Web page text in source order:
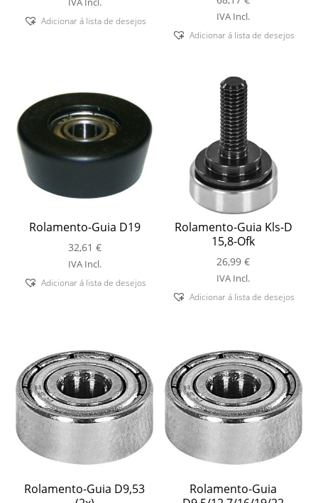
Adicionar á lista de desejos IVA Incl.
Adicionar á lista de desejos
Rolamento-Guia D19
32,61 €
IVA Incl.
Adicionar á lista de desejos
Rolamento-Guia Kls-D
15,8-Ofk
26,99€
IVA Incl.
Adicionar á lista de desejos
Rolamento-Guia D9,53
Rolamento-Guia